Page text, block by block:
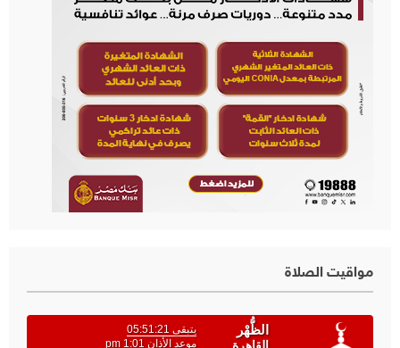
مواقيت الصلاة